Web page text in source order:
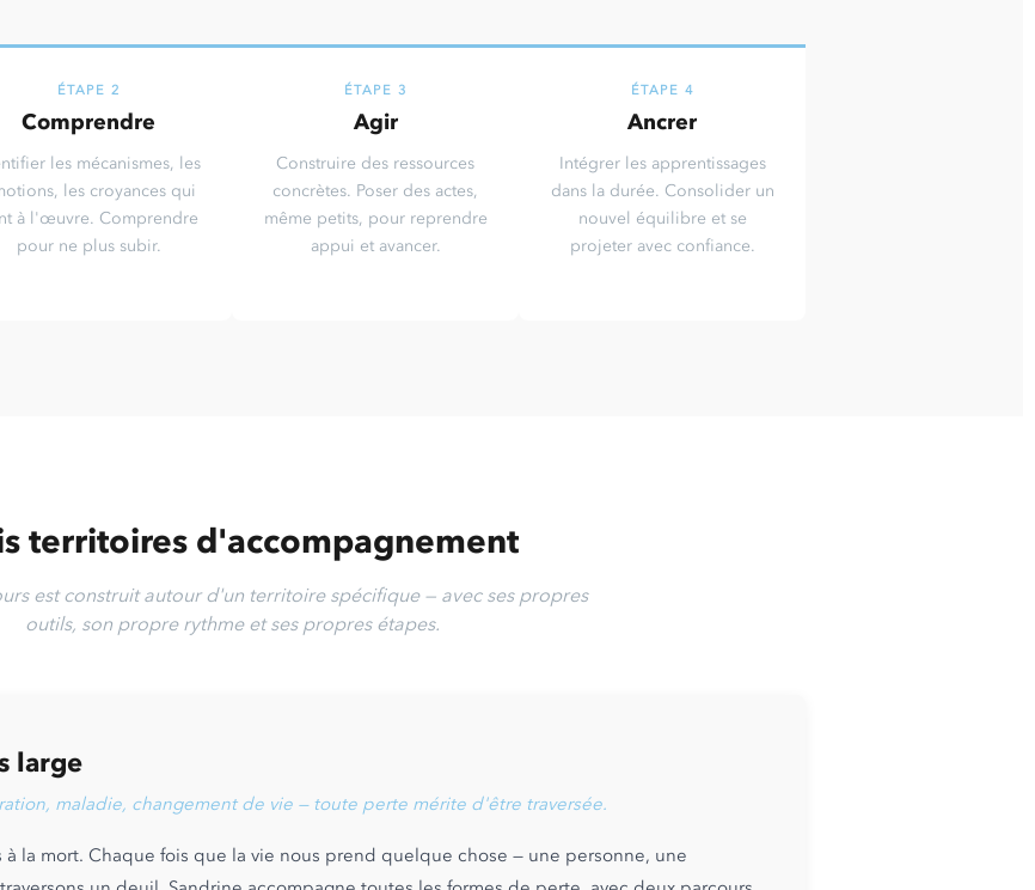
ÉTAPE 2
Comprendre
les mécanismes, les
les croyances qui
à l'œuvre. Comprendre
pour ne plus subir.
ÉTAPE 3
Agir
Construire des ressources
concrètes. Poser des actes,
même petits, pour reprendre
appui et avancer.
ÉTAPE 4
Ancrer
Intégrer les apprentissages
dans la durée. Consolider un
nouvel équilibre et se
projeter avec confiance.
territoires d'accompagnement
est construit autour d'un territoire spécifique — avec ses propres
outils, son propre rythme et ses propres étapes.
large
maladie, changement de vie — toute perte mérite d'être traversée.
à la mort. Chaque fois que la vie nous prend quelque chose — une personne, une